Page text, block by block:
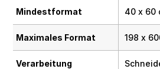
Mindestformat 40 x 60
Maximales Format 198 x
Verarbeitung